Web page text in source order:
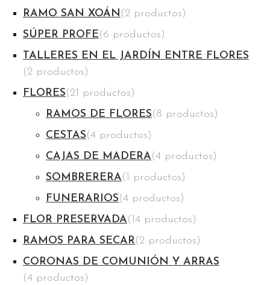
RAMO SAN XOÁN (2 productos)
SÚPER PROFE(6 productos)
TALLERES EN EL JARDÍN ENTRE FLORES
(2 productos)
FLORES(21 productos)
RAMOS DE FLORES(8 productos)
CESTAS(4 productos)
CAJAS DE MADERA(4 productos)
SOMBRERERA(1 productos)
FUNERARIOS(4 productos)
FLOR PRESERVADA(14 productos)
RAMOS PARA SECAR(2 productos)
CORONAS DE COMUNIÓN Y ARRAS
(4 productos)